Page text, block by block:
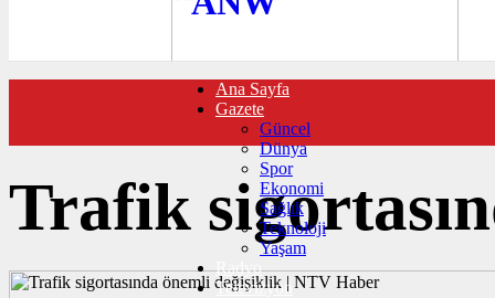
FOTO GALERİ
VIDEO GALERİ
TRAFİK DURUMU
NÖBETÇİ ECZANELER
CANLI SONUÇLAR
HABER GÖNDER
BURÇLAR
İLETİŞİM
Ana Sayfa
Gazete
Güncel
Dünya
Spor
Ekonomi
Sağlık
Teknoloji
Yaşam
Radyo
Televizyon
Trafik